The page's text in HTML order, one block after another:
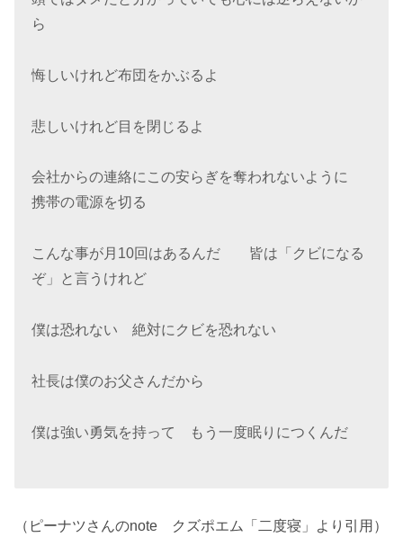
ら
悔しいけれど布団をかぶるよ
悲しいけれど目を閉じるよ
会社からの連絡にこの安らぎを奪われないように
携帯の電源を切る
こんな事が月10回はあるんだ 皆は「クビになる
ぞ」と言うけれど
僕は恐れない 絶対にクビを恐れない
社長は僕のお父さんだから
僕は強い勇気を持って もう一度眠りにつくんだ
（ピーナツさんのnote クズポエム「二度寝」より引用）